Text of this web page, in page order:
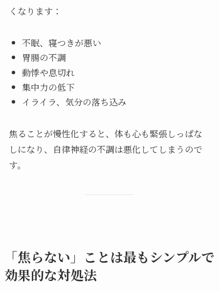
くなります：
不眠、寝つきが悪い
胃腸の不調
動悸や息切れ
集中力の低下
イライラ、気分の落ち込み
焦ることが慢性化すると、体も心も緊張しっぱな
しになり、自律神経の不調は悪化してしまうので
す。
「焦らない」ことは最もシンプルで
効果的な対処法